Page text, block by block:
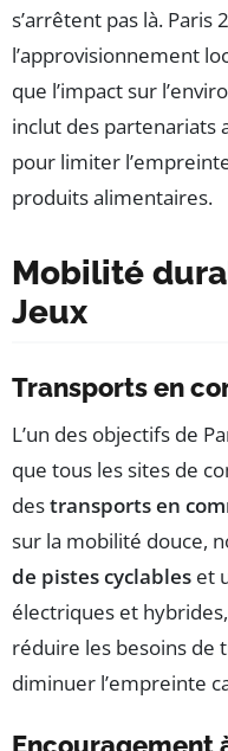
s’arrêtent pas là. Paris
l’approvisionnement
que l’impact sur
inclut des partenariats
pour limiter
produits alimentaires.
Mobilité
Jeux
Transports en
L’un des objectifs de
que tous les sites de
destransports en
sur la mobilité douce,
de pistes cyclables et
électriques et
réduire les besoins de
diminuer l’empreinte